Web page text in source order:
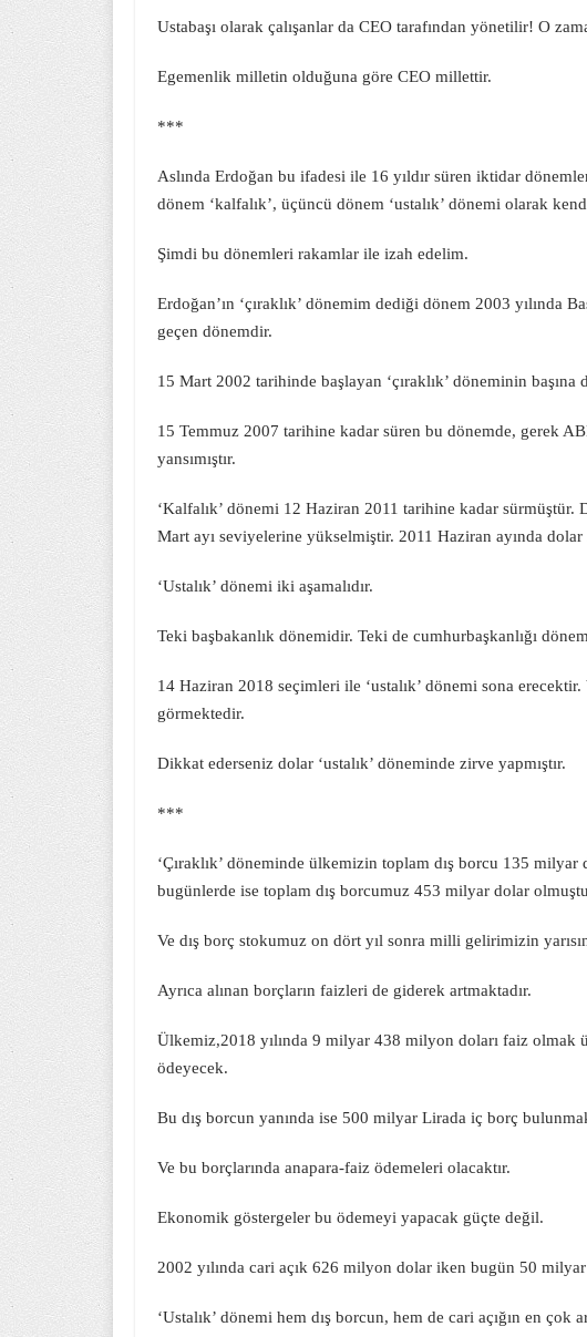
Ustabaşı olarak çalışanlar da CEO tarafından yönetilir! O
Egemenlik milletin olduğuna göre CEO millettir.
***
Aslında Erdoğan bu ifadesi ile 16 yıldır süren iktidar
dönem ‘kalfalık’, üçüncü dönem ‘ustalık’ dönemi olarak
Şimdi bu dönemleri rakamlar ile izah edelim.
Erdoğan’ın ‘çıraklık’ dönemim dediği dönem 2003
geçen dönemdir.
15 Mart 2002 tarihinde başlayan ‘çıraklık’ döneminin başına
15 Temmuz 2007 tarihine kadar süren bu dönemde, gerek
yansımıştır.
‘Kalfalık’ dönemi 12 Haziran 2011 tarihine kadar
Mart ayı seviyelerine yükselmiştir. 2011 Haziran ayında dolar
‘Ustalık’ dönemi iki aşamalıdır.
Teki başbakanlık dönemidir. Teki de cumhurbaşkanlığı
14 Haziran 2018 seçimleri ile ‘ustalık’ dönemi sona
görmektedir.
Dikkat ederseniz dolar ‘ustalık’ döneminde zirve yapmıştır.
***
‘Çıraklık’ döneminde ülkemizin toplam dış borcu 135
bugünlerde ise toplam dış borcumuz 453 milyar dolar
Ve dış borç stokumuz on dört yıl sonra milli gelirimizin
Ayrıca alınan borçların faizleri de giderek artmaktadır.
Ülkemiz,2018 yılında 9 milyar 438 milyon doları faiz olmak
ödeyecek.
Bu dış borcun yanında ise 500 milyar Lirada iç borç
Ve bu borçlarında anapara-faiz ödemeleri olacaktır.
Ekonomik göstergeler bu ödemeyi yapacak güçte değil.
2002 yılında cari açık 626 milyon dolar iken bugün 50 milyar
‘Ustalık’ dönemi hem dış borcun, hem de cari açığın en çok